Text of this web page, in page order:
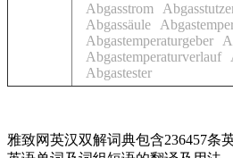
Abgasstrom
Abgassäule
Abgastemperaturgeber
Abgastemperaturverlauf
Abgastester
雅致网英汉双解词典包含236457条